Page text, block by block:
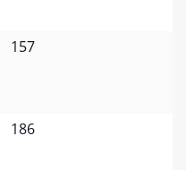
157
186